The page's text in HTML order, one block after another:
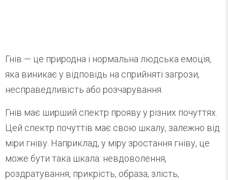
Гнів — це природна і нормальна людська емоція,
яка виникає у відповідь на сприйняті загрози,
несправедливість або розчарування.
Гнів має ширший спектр прояву у різних почуттях.
Цей спектр почуттів має свою шкалу, залежно від
міри гніву. Наприклад, у міру зростання гніву, це
може бути така шкала: невдоволення,
роздратування, прикрість, образа, злість,